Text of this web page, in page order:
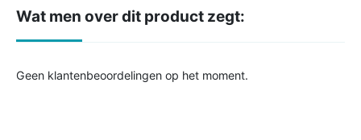
Wat men over dit product zegt:
Geen klantenbeoordelingen op het moment.